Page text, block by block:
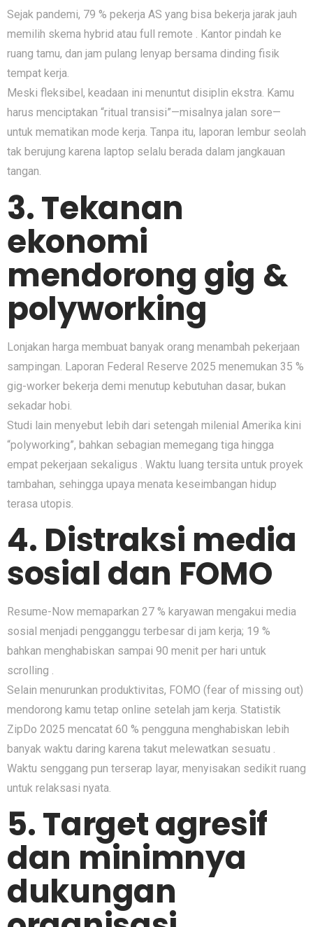
Sejak pandemi, 79 % pekerja AS yang bisa bekerja jarak jauh
memilih skema hybrid atau full remote . Kantor pindah ke
ruang tamu, dan jam pulang lenyap bersama dinding fisik
tempat kerja.
Meski fleksibel, keadaan ini menuntut disiplin ekstra. Kamu
harus menciptakan “ritual transisi”—misalnya jalan sore—
untuk mematikan mode kerja. Tanpa itu, laporan lembur seolah
tak berujung karena laptop selalu berada dalam jangkauan
tangan.
3. Tekanan
ekonomi
mendorong gig &
polyworking
Lonjakan harga membuat banyak orang menambah pekerjaan
sampingan. Laporan Federal Reserve 2025 menemukan 35 %
gig-worker bekerja demi menutup kebutuhan dasar, bukan
sekadar hobi.
Studi lain menyebut lebih dari setengah milenial Amerika kini
“polyworking”, bahkan sebagian memegang tiga hingga
empat pekerjaan sekaligus . Waktu luang tersita untuk proyek
tambahan, sehingga upaya menata keseimbangan hidup
terasa utopis.
4. Distraksi media
sosial dan FOMO
Resume-Now memaparkan 27 % karyawan mengakui media
sosial menjadi pengganggu terbesar di jam kerja; 19 %
bahkan menghabiskan sampai 90 menit per hari untuk
scrolling .
Selain menurunkan produktivitas, FOMO (fear of missing out)
mendorong kamu tetap online setelah jam kerja. Statistik
ZipDo 2025 mencatat 60 % pengguna menghabiskan lebih
banyak waktu daring karena takut melewatkan sesuatu .
Waktu senggang pun terserap layar, menyisakan sedikit ruang
untuk relaksasi nyata.
5. Target agresif
dan minimnya
dukungan